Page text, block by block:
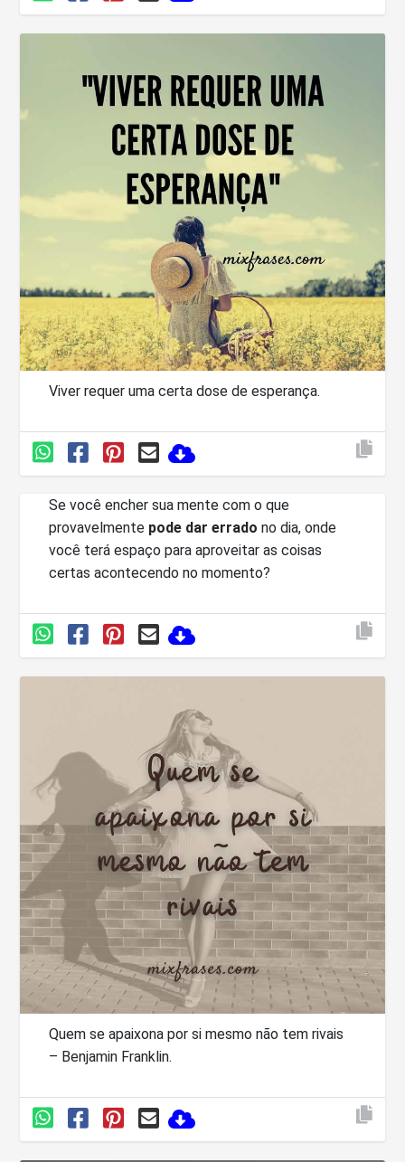
Viver requer uma certa dose de esperança.
Se você encher sua mente com o que
provavelmente pode dar errado no dia, onde
você terá espaço para aproveitar as coisas
certas acontecendo no momento?
Quem se apaixona por si mesmo não tem rivais
– Benjamin Franklin.